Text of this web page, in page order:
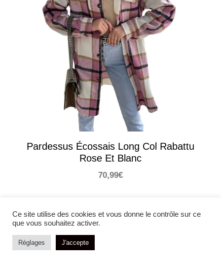
Pardessus Écossais Long Col Rabattu
Rose Et Blanc
70,99€
Ce site utilise des cookies et vous donne le contrôle sur ce
que vous souhaitez activer.
Réglages J'accepte